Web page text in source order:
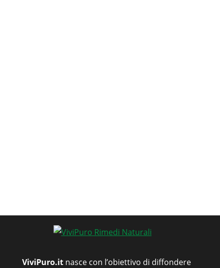
ViviPuro.it nasce con l’obiettivo di diffondere